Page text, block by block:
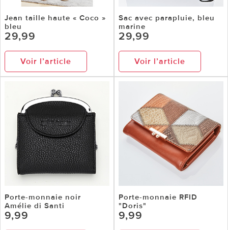
Jean taille haute « Coco »
bleu
29,99
Voir l’article
Sac avec parapluie, bleu
marine
29,99
Voir l’article
Porte-monnaie noir
Amélie di Santi
9,99
Porte-monnaie RFID
"Doris"
9,99